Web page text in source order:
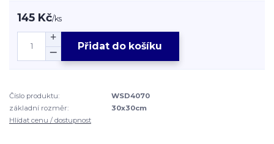
145 Kč/ks
Přidat do košíku
Číslo produktu:
WSD4070
základní rozměr:
30x30cm
Hlídat cenu / dostupnost